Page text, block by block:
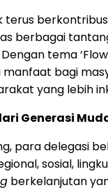
terus
berbagai
tema
bagi
yang lebih
Generasi
para delegasi
sosial,
berkelanjutan